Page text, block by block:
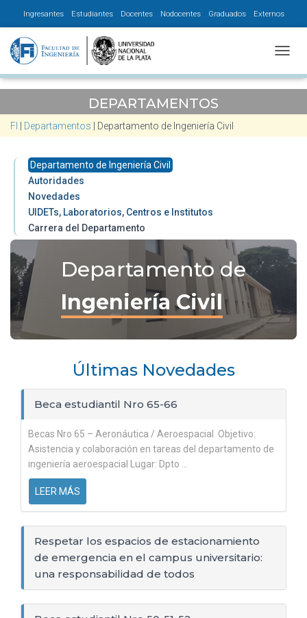
Ingresantes Estudiantes Docentes Nodocentes Graduados Externos
DEPARTAMENTOS
FI Departamentos Departamento de Ingeniería Civil
Departamento de Ingeniería Civil
Autoridades
Novedades
UIDETs, Laboratorios, Centros e Institutos
Carrera del Departamento
Departamento de
Ingeniería Civil
Últimas Novedades
Beca estudiantil Nro 65-66
Becas Nro 65 – Aeronáutica / Aeroespacial Objetivo:
Asistencia y colaboración en tareas del departamento de
ingeniería aeroespacial Lugar: Dpto ...
LEER MÁS
Respetar los espacios de estacionamiento
de emergencia en el campus universitario:
una responsabilidad de todos